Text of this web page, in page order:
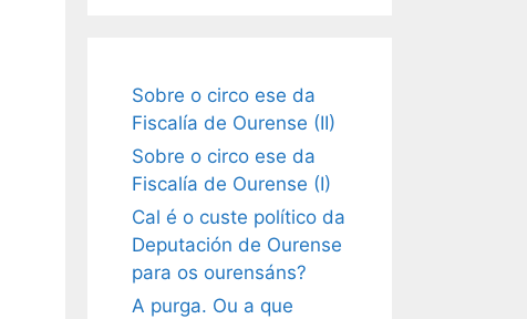
Sobre o circo ese da
Fiscalía de Ourense (II)
Sobre o circo ese da
Fiscalía de Ourense (I)
Cal é o custe político da
Deputación de Ourense
para os ourensáns?
A purga. Ou a que